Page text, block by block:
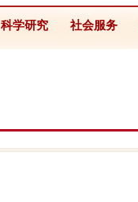
科学研究 社会服务